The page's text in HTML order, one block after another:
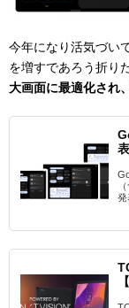
今年になり活気づい
を増すであろう折り
大画面に最適化され
発